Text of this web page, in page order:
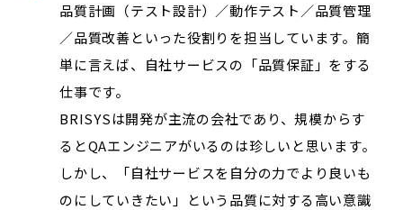
品質計画（テスト設計）／動作テスト／品質管理
／品質改善といった役割りを担当しています。簡
単に言えば、自社サービスの「品質保証」をする
仕事です。
BRISYSは開発が主流の会社であり、規模からす
るとQAエンジニアがいるのは珍しいと思います。
しかし、「自社サービスを自分の力でより良いも
のにしていきたい」という品質に対する高い意識